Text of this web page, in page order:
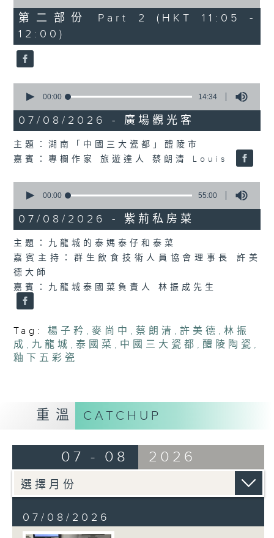
55
minutes,
10
seconds
第二部份 Part 2 (HKT 11:05 -
12:00)
seconds
14
minutes,
seconds
00:00 14:34
07/08/2026 - 廣場觀光客
主題：湖南「中國三大瓷都」醴陵市
嘉賓：專欄作家 旅遊達人 蔡朗清 Louis
seconds
55
minutes,
seconds
00:00 55:00
07/08/2026 - 紫荊私房菜
主題：九龍城的泰媽泰仔和泰菜
嘉賓主持：群生飲食技術人員協會理事長 許美
德大師
嘉賓：九龍城泰國菜負責人 林振成先生
Tag: 楊子矜 ,麥尚中 ,蔡朗清 ,許美德 ,林振
成 ,九龍城 ,泰國菜 , 中國三大瓷都 , 醴陵陶瓷 ,
釉下五彩瓷
重溫 CATCHUP
07 - 08 2026
07/08/2026